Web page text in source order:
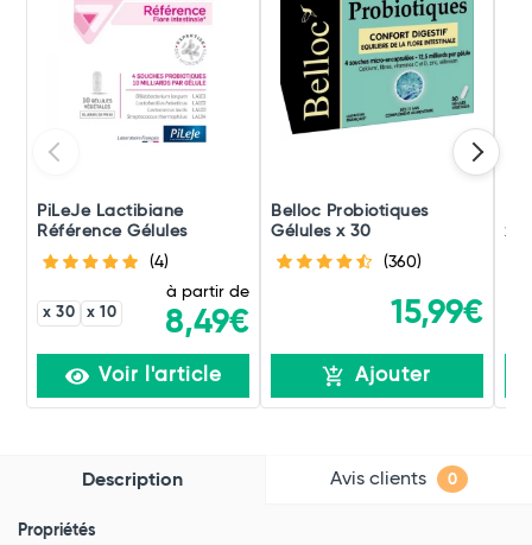
PiLeJe Lactibiane
Référence Gélules
(4)
x 30 x 10
à partir de
8,49€
Voir l'article
Belloc Probiotiques
Gélules x 30
(360)
15,99€
Ajouter
x
Description Avis clients 0
Propriétés